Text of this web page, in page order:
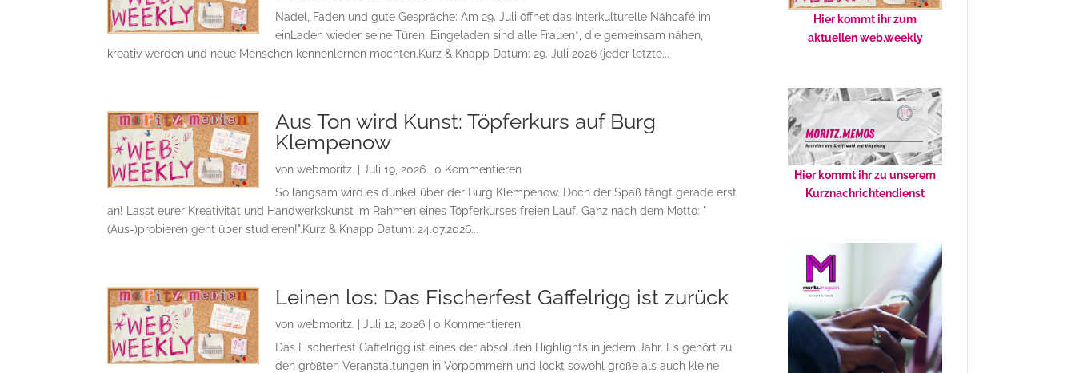
Nadel, Faden und gute Gespräche: Am 29. Juli öffnet das Interkulturelle Nähcafé im
einLaden wieder seine Türen. Eingeladen sind alle Frauen*, die gemeinsam nähen,
kreativ werden und neue Menschen kennenlernen möchten.Kurz & Knapp Datum: 29. Juli 2026 (jeder letzte...
Aus Ton wird Kunst: Töpferkurs auf Burg
Klempenow
vonwebmoritz. |Juli 19, 2026 | 0 Kommentieren
So langsam wird es dunkel über der Burg Klempenow. Doch der Spaß fängt gerade erst
an! Lasst eurer Kreativität und Handwerkskunst im Rahmen eines Töpferkurses freien Lauf. Ganz nach dem Motto: "
(Aus-)probieren geht über studieren!".Kurz & Knapp Datum: 24.07.2026...
Leinen los: Das Fischerfest Gaffelrigg ist zurück
vonwebmoritz. |Juli 12, 2026 | 0 Kommentieren
Das Fischerfest Gaffelrigg ist eines der absoluten Highlights in jedem Jahr. Es gehört zu
den größten Veranstaltungen in Vorpommern und lockt sowohl große als auch kleine
Hier kommt ihr zum
aktuellen web.weekly
Hier kommt ihr zu unserem
Kurznachrichtendienst